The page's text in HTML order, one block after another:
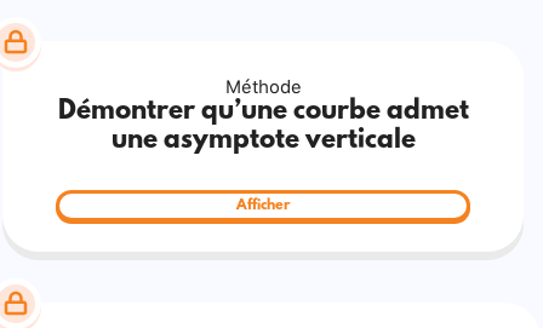
Méthode
Démontrer qu’une courbe admet
une asymptote verticale
Afficher